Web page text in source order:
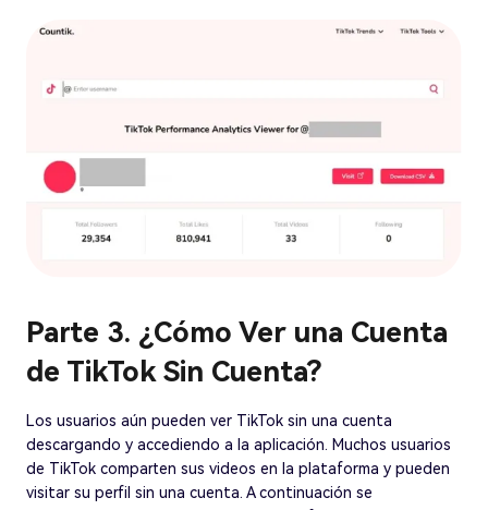
Parte 3. ¿Cómo Ver una Cuenta
de TikTok Sin Cuenta?
Los usuarios aún pueden ver TikTok sin una cuenta
descargando y accediendo a la aplicación. Muchos usuarios
de TikTok comparten sus videos en la plataforma y pueden
visitar su perfil sin una cuenta. A continuación se